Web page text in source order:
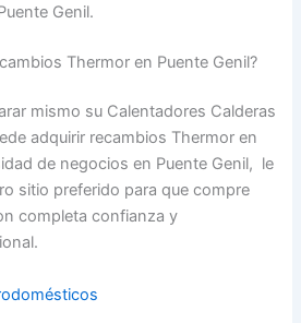
Genil.
Thermor en Puente Genil?
mismo su Calentadores Calderas
adquirir recambios Thermor en
de negocios en Puente Genil, le
sitio preferido para que compre
completa confianza y